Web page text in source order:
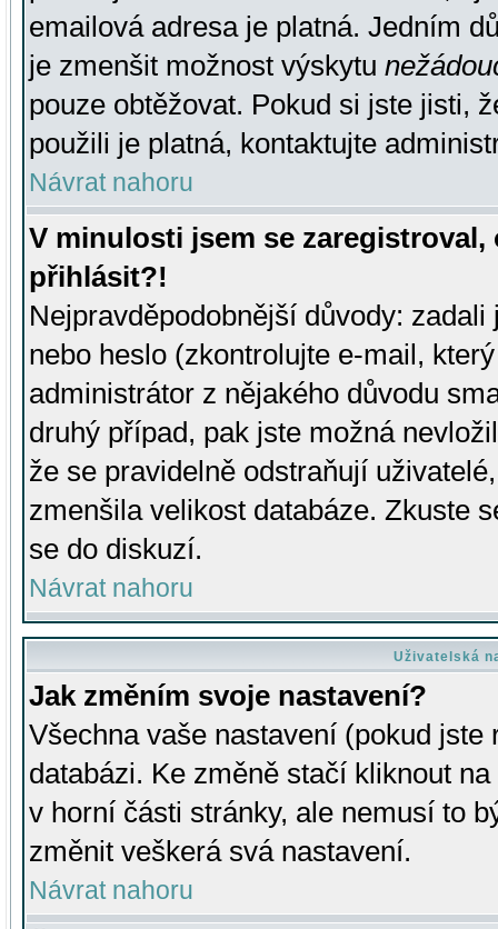
emailová adresa je platná. Jedním
je zmenšit možnost výskytu
pouze obtěžovat. Pokud si jste jisti,
použili je platná, kontaktujte
Návrat nahoru
V minulosti jsem se
přihlásit?!
Nejpravděpodobnější důvody:
nebo heslo (zkontrolujte e-mail,
administrátor z nějakého důvodu
druhý případ, pak jste možná
že se pravidelně odstraňují
zmenšila velikost databáze. Zkuste
se do diskuzí.
Návrat nahoru
Uživatelská
Jak změním svoje nastavení?
Všechna vaše nastavení (pokud
databázi. Ke změně stačí kliknout
v horní části stránky, ale nemusí to
změnit veškerá svá nastavení.
Návrat nahoru